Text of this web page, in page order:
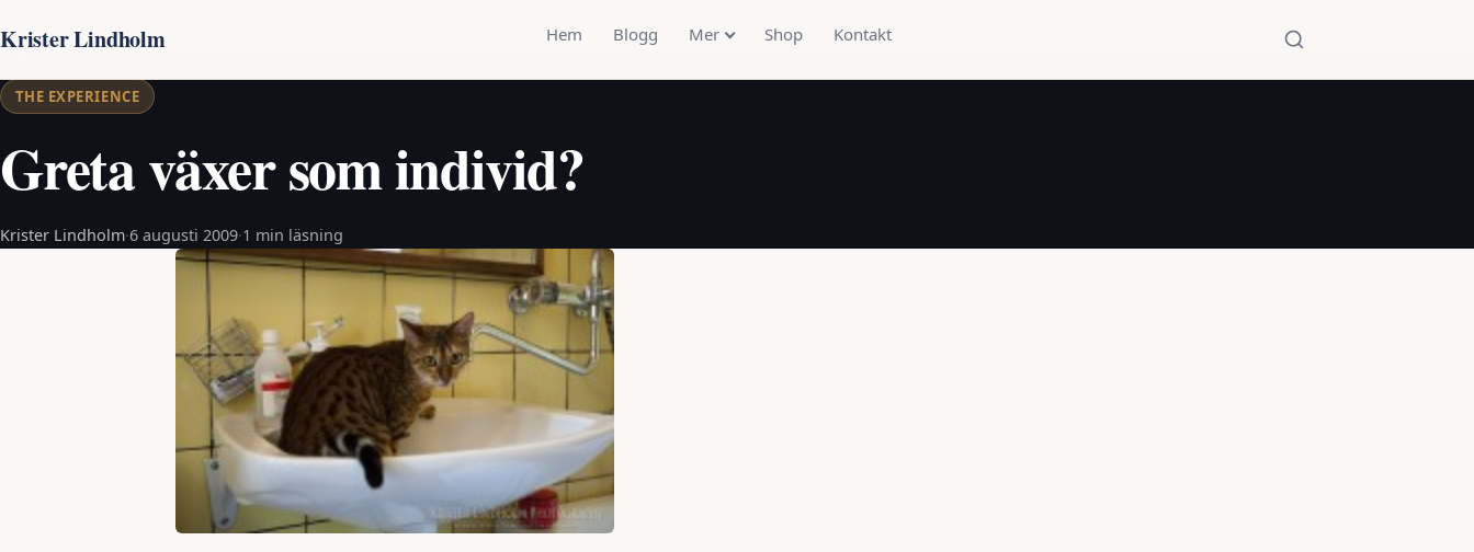
Krister Lindholm Hem Blogg Mer Shop Kontakt
THE EXPERIENCE
Greta växer som individ?
Krister Lindholm·6 augusti 2009·1 min läsning